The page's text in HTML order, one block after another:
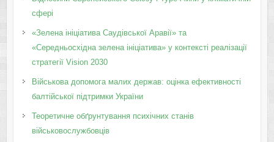
сфері
«Зелена ініціатива Саудівської Аравії» та
«Середньосхідна зелена ініціатива» у контексті реалізації
стратегії Vision 2030
Військова допомога малих держав: оцінка ефективності
балтійської підтримки України
Теоретичне обґрунтування психічних станів
військовослужбовців